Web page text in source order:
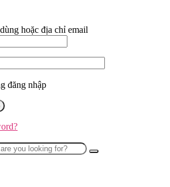
hoặc địa chỉ email
đăng nhập